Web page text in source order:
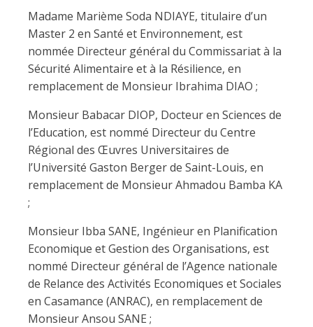
Madame Marième Soda NDIAYE, titulaire d’un
Master 2 en Santé et Environnement, est
nommée Directeur général du Commissariat à la
Sécurité Alimentaire et à la Résilience, en
remplacement de Monsieur Ibrahima DIAO ;
Monsieur Babacar DIOP, Docteur en Sciences de
l’Education, est nommé Directeur du Centre
Régional des Œuvres Universitaires de
l’Université Gaston Berger de Saint-Louis, en
remplacement de Monsieur Ahmadou Bamba KA
;
Monsieur Ibba SANE, Ingénieur en Planification
Economique et Gestion des Organisations, est
nommé Directeur général de l’Agence nationale
de Relance des Activités Economiques et Sociales
en Casamance (ANRAC), en remplacement de
Monsieur Ansou SANE ;